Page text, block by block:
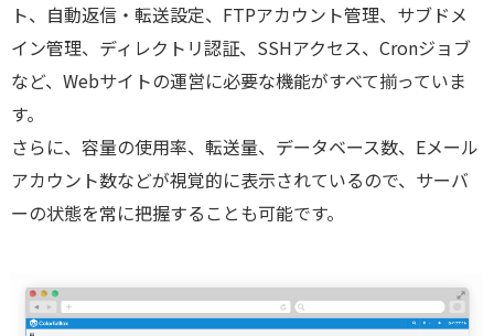
ト、自動返信・転送設定、FTPアカウント管理、サブドメ
イン管理、ディレクトリ認証、SSHアクセス、Cronジョブ
など、Webサイトの運営に必要な機能がすべて揃っていま
す。
さらに、容量の使用率、転送量、データベース数、Eメール
アカウント数などが視覚的に表示されているので、サーバ
ーの状態を常に把握することも可能です。